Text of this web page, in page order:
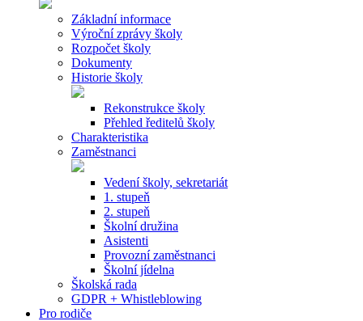
Základní informace
Výroční zprávy školy
Rozpočet školy
Dokumenty
Historie školy
Rekonstrukce školy
Přehled ředitelů školy
Charakteristika
Zaměstnanci
Vedení školy, sekretariát
1. stupeň
2. stupeň
Školní družina
Asistenti
Provozní zaměstnanci
Školní jídelna
Školská rada
GDPR + Whistleblowing
Pro rodiče